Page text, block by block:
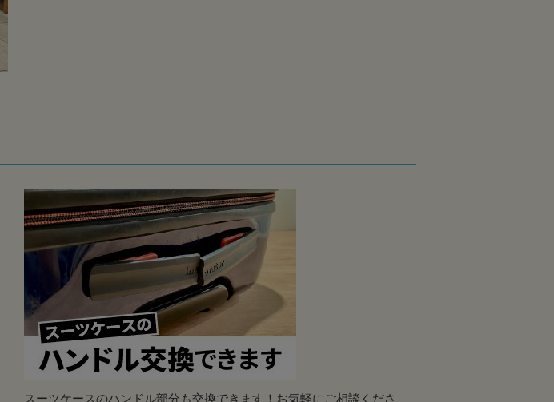
スーツケースのハンドル部分も交換できます！お気軽にご相談くださ